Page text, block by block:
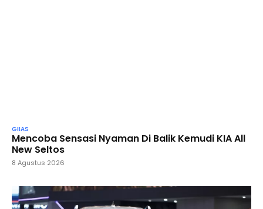
GIIAS
Mencoba Sensasi Nyaman Di Balik Kemudi KIA All
New Seltos
8 Agustus 2026